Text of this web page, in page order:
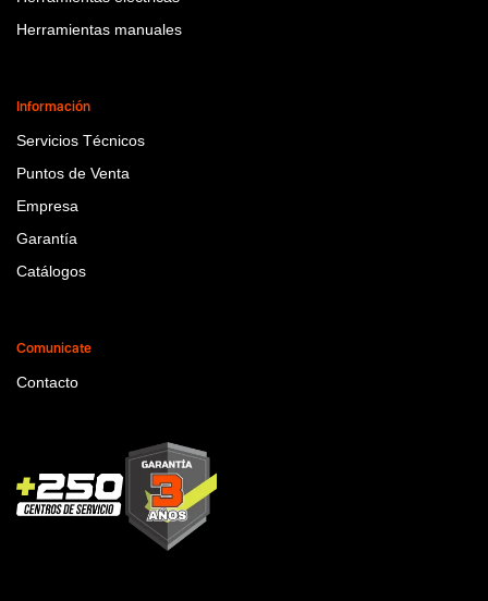
Herramientas manuales
Información
Servicios Técnicos
Puntos de Venta
Empresa
Garantía
Catálogos
Comunicate
Contacto